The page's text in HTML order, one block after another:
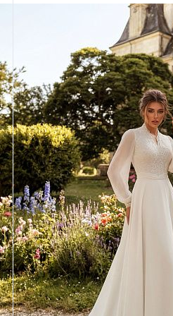
Размеры
42, 44, 46,
58
Цвет
Силуэт